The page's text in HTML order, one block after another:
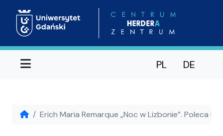
Menu PL DE
Erich Maria Remarque „Noc w Lizbonie”. Poleca